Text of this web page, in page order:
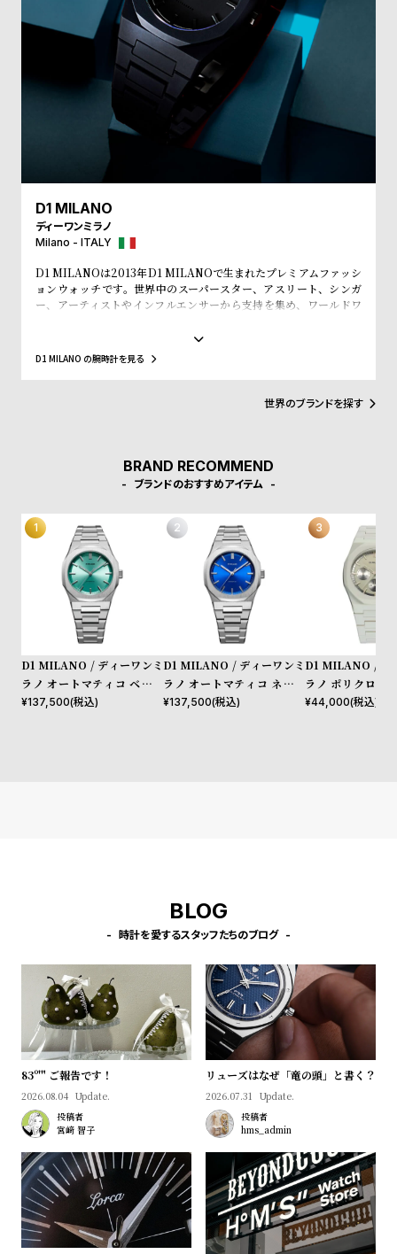
ッ
ド
に
時
刻
質
わ
D1 MILANO
ディーワンミラノ
Milano - ITALY
D1 MILANOは2013年D1 MILANOで生まれたプレミアムファッシ
ョンウォッチです。世界中のスーパースター、アスリート、シンガ
ー、アーティストやインフルエンサーから支持を集め、ワールドワ
970年代のイタリアンなクリアラインと美的感覚にインスパイアさ
れたデザインは、流行を追いかける全ての人々にとってのマストア
イテムとなることでしょう。Forbesによって、ファッションを再定
義する若いイタリアンブランドのトップ10にノミネートされまし
た。その中にはGQやVogue、Elle、Esquireなどファッション業界
D1 MILANO の腕時計を見る
世界のブランドを探す
BRAND RECOMMEND
ブランドのおすすめアイテム
D1 MILANO / ディーワンミ
ラノ オートマティコ ベリル
コード
¥137,500(税込)
D1 MILANO / ディーワンミ
ラノ オートマティコ ネイビ
ーコード
¥137,500(税込)
D1 MILANO / デ
ラノ ポリクロノ
グレー
¥44,000(税込)
BLOG
時計を愛するスタッフたちのブログ
83º'" ご報告です！
2026.08.04 Update.
投稿者
宮﨑 智子
リューズはなぜ「竜の頭」と書く？
2026.07.31 Update.
投稿者
hms_admin